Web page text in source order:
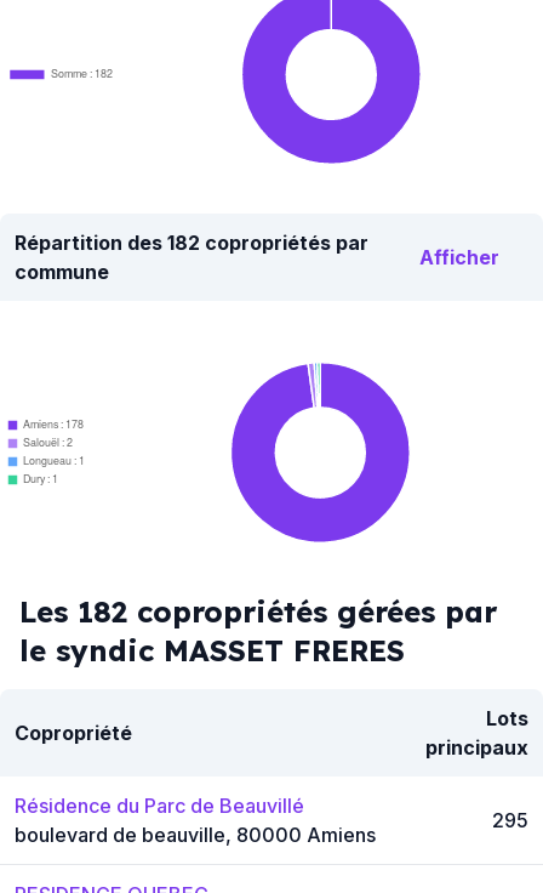
Somme : 182
Répartition des 182 copropriétés par
commune
Afficher
Amiens : 178
Salouël : 2
Longueau : 1
Dury : 1
Les 182 copropriétés gérées par
le syndic MASSET FRERES
Copropriété
Lots
principaux
Résidence du Parc de Beauvillé
boulevard de beauville, 80000 Amiens
295